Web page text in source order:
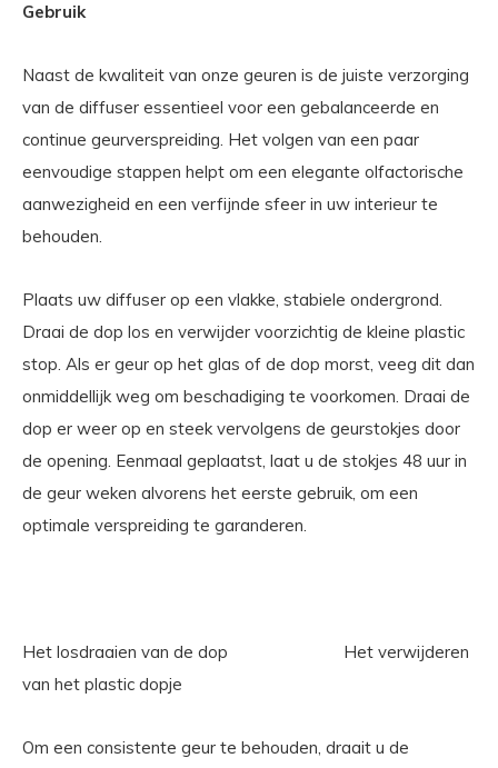
Gebruik
Naast de kwaliteit van onze geuren is de juiste verzorging
van de diffuser essentieel voor een gebalanceerde en
continue geurverspreiding. Het volgen van een paar
eenvoudige stappen helpt om een elegante olfactorische
aanwezigheid en een verfijnde sfeer in uw interieur te
behouden.
Plaats uw diffuser op een vlakke, stabiele ondergrond.
Draai de dop los en verwijder voorzichtig de kleine plastic
stop. Als er geur op het glas of de dop morst, veeg dit dan
onmiddellijk weg om beschadiging te voorkomen. Draai de
dop er weer op en steek vervolgens de geurstokjes door
de opening. Eenmaal geplaatst, laat u de stokjes 48 uur in
de geur weken alvorens het eerste gebruik, om een
optimale verspreiding te garanderen.
Het losdraaien van de dop Het verwijderen
van het plastic dopje
Om een consistente geur te behouden, draait u de